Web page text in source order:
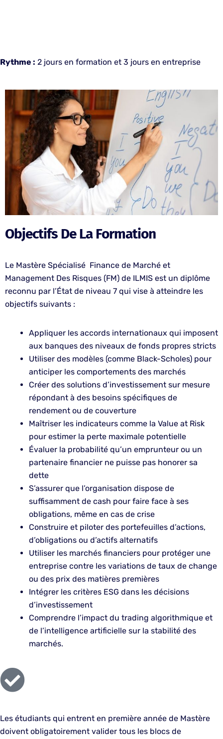
Rythme : 2 jours en formation et 3 jours en entreprise
Objectifs De La Formation
Le Mastère Spécialisé Finance de Marché et
Management Des Risques (FM) de ILMIS est un diplôme
reconnu par l’État de niveau 7 qui vise à atteindre les
objectifs suivants :
Appliquer les accords internationaux qui imposent
aux banques des niveaux de fonds propres stricts
Utiliser des modèles (comme Black-Scholes) pour
anticiper les comportements des marchés
Créer des solutions d’investissement sur mesure
répondant à des besoins spécifiques de
rendement ou de couverture
Maîtriser les indicateurs comme la Value at Risk
pour estimer la perte maximale potentielle
Évaluer la probabilité qu’un emprunteur ou un
partenaire financier ne puisse pas honorer sa
dette
S’assurer que l’organisation dispose de
suffisamment de cash pour faire face à ses
obligations, même en cas de crise
Construire et piloter des portefeuilles d’actions,
d’obligations ou d’actifs alternatifs
Utiliser les marchés financiers pour protéger une
entreprise contre les variations de taux de change
ou des prix des matières premières
Intégrer les critères ESG dans les décisions
d’investissement
Comprendre l’impact du trading algorithmique et
de l’intelligence artificielle sur la stabilité des
marchés.
Les étudiants qui entrent en première année de Mastère
doivent obligatoirement valider tous les blocs de